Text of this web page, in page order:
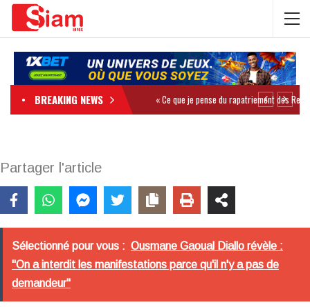
BREAKING NEWS
Partager l'article
Sélectionné pour vous : Ousmane Gaoual Diallo révèle :
"On a interdit les manifestations parce qu'il n'y a pas de
demandeur"